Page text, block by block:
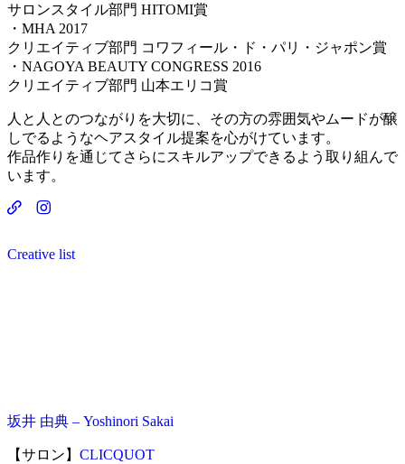
サロンスタイル部門 HITOMI賞
・MHA 2017
クリエイティブ部門 コワフィール・ド・パリ・ジャポン賞
・NAGOYA BEAUTY CONGRESS 2016
クリエイティブ部門 山本エリコ賞
人と人とのつながりを大切に、その方の雰囲気やムードが醸
しでるようなヘアスタイル提案を心がけています。
作品作りを通じてさらにスキルアップできるよう取り組んで
います。
Creative list
坂井 由典 – Yoshinori Sakai
【サロン】 CLICQUOT